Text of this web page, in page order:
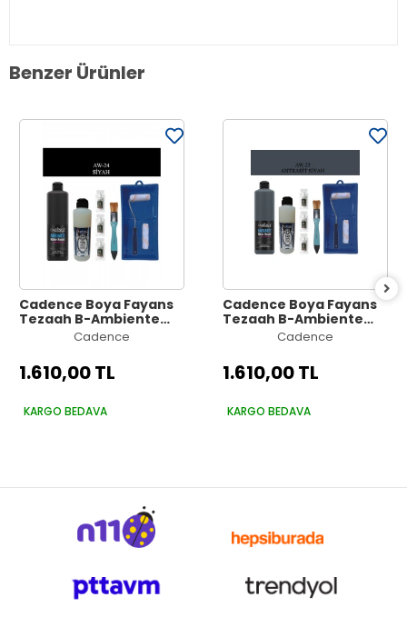
Benzer Ürünler
Cadence Boya Fayans
Tezgah B-Ambiente
Islak Zemin Aw-24
30Gr MAT Taş Vernik
250 Saten Rulo Set
Cadence
1.610,00 TL
KARGO BEDAVA
Cadence Boya Fayans
Tezgah B-Ambiente
Islak Zemin Aw-23
Katalizör 30Gr MAT Taş
Vernik 250 Saten Rulo
Cadence
1.610,00 TL
KARGO BEDAVA